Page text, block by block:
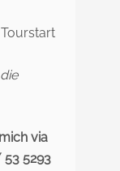
via
5293